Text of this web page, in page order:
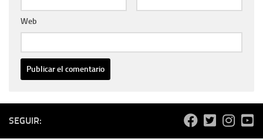
Web
SEGUIR: